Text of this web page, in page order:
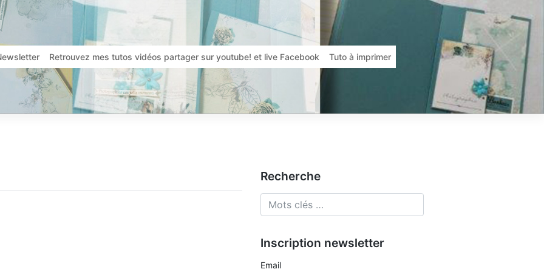
Retrouvez mes tutos vidéos partager sur youtube! et live Facebook Tuto à imprimer
Recherche
Inscription newsletter
Email